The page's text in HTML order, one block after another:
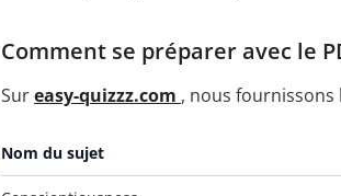
Comment se préparer avec le
Sureasy-quizzz.com , nous fournissons
Nom du sujet